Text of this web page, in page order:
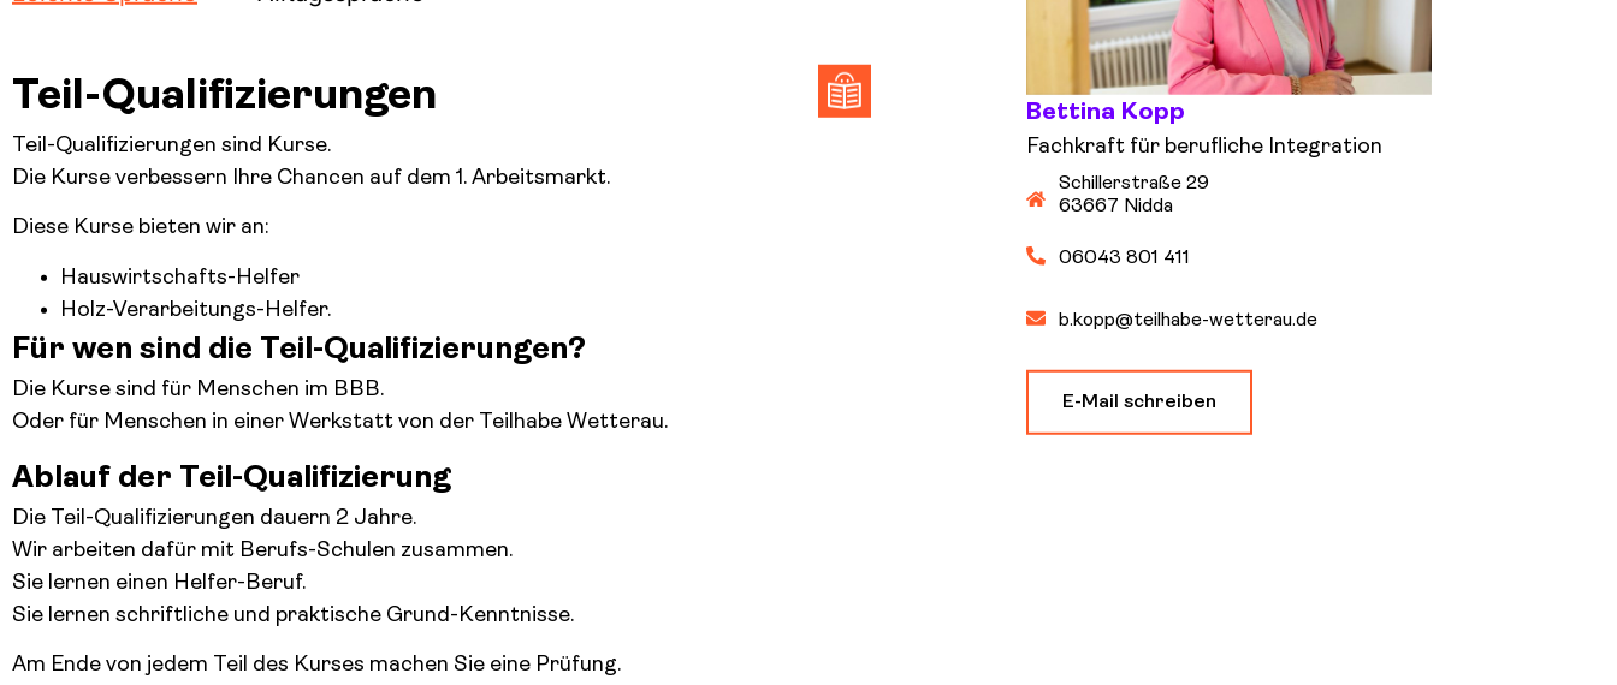
Teil-Qualifizierungen
Teil-Qualifizierungen sind Kurse.
Die Kurse verbessern Ihre Chancen auf dem 1. Arbeitsmarkt.
Diese Kurse bieten wir an:
Hauswirtschafts-Helfer
Holz-Verarbeitungs-Helfer.
Für wen sind die Teil-Qualifizierungen?
Die Kurse sind für Menschen im BBB.
Oder für Menschen in einer Werkstatt von der Teilhabe Wetterau.
Ablauf der Teil-Qualifizierung
Die Teil-Qualifizierungen dauern 2 Jahre.
Wir arbeiten dafür mit Berufs-Schulen zusammen.
Sie lernen einen Helfer-Beruf.
Sie lernen schriftliche und praktische Grund-Kenntnisse.
Am Ende von jedem Teil des Kurses machen Sie eine Prüfung.
Bettina Kopp
Fachkraft für berufliche Integration
Schillerstraße 29
63667 Nidda
06043 801 411
b.kopp@teilhabe-wetterau.de
E-Mail schreiben